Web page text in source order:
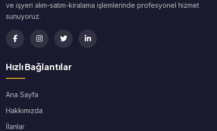
ve işyeri alım-satım-kiralama işlemlerinde profesyonel hizmet
sunuyoruz.
Hızlı Bağlantılar
Ana Sayfa
Hakkımızda
İlanlar